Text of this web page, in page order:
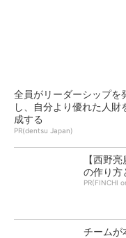
全員がリーダーシップを
し、自分より優れた人財
成する
PR(dentsu Japan)
【西野
の作り方
PR(FINCHI
チームが